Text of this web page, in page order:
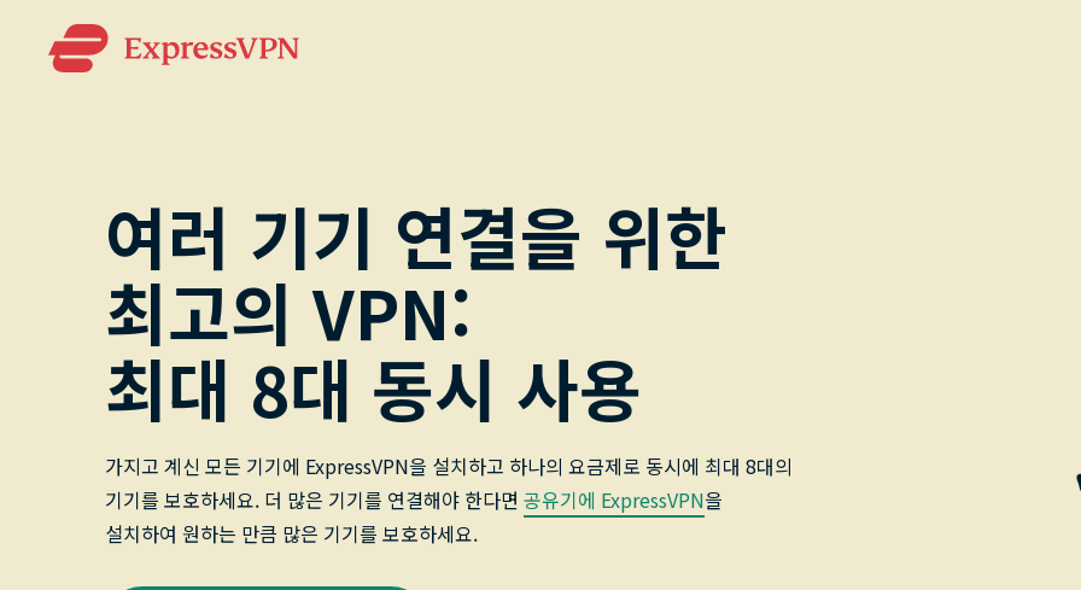
여러 기기 연결을 위한
최고의 VPN:
최대 8대 동시 사용
가지고 계신 모든 기기에 ExpressVPN을 설치하고 하나의 요금제로 동시에 최대 8대의
기기를 보호하세요. 더 많은 기기를 연결해야 한다면 공유기에 ExpressVPN을
설치하여 원하는 만큼 많은 기기를 보호하세요.